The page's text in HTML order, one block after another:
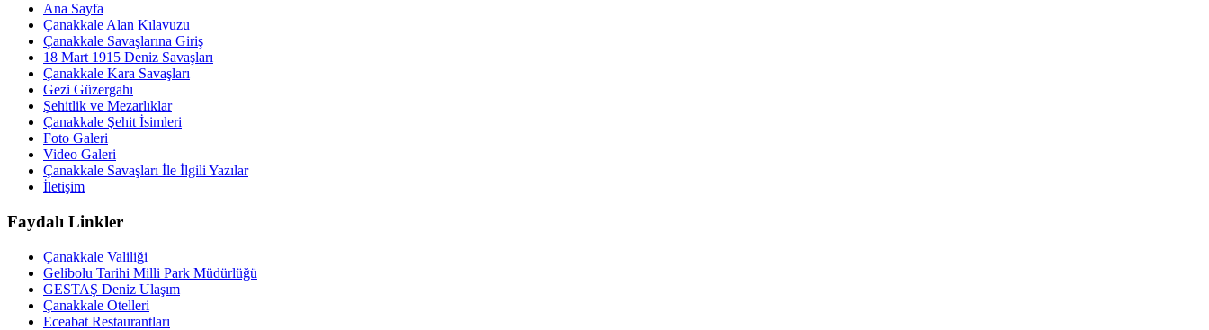
Ana Sayfa
Çanakkale Alan Kılavuzu
Çanakkale Savaşlarına Giriş
18 Mart 1915 Deniz Savaşları
Çanakkale Kara Savaşları
Gezi Güzergahı
Şehitlik ve Mezarlıklar
Çanakkale Şehit İsimleri
Foto Galeri
Video Galeri
Çanakkale Savaşları İle İlgili Yazılar
İletişim
Faydalı Linkler
Çanakkale Valiliği
Gelibolu Tarihi Milli Park Müdürlüğü
GESTAŞ Deniz Ulaşım
Çanakkale Otelleri
Eceabat Restaurantları